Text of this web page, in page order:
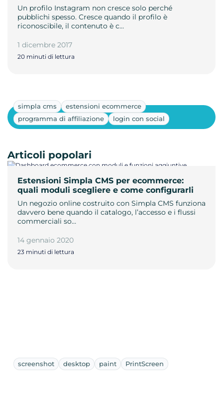
Un profilo Instagram non cresce solo perché
pubblichi spesso. Cresce quando il profilo è
riconoscibile, il contenuto è c…
1 dicembre 2017
20 minuti di lettura
simpla cms
estensioni ecommerce
programma di affiliazione
login con social
Estensioni Simpla CMS per ecommerce:
quali moduli scegliere e come configurarli
Un negozio online costruito con Simpla CMS funziona
davvero bene quando il catalogo, l’accesso e i flussi
commerciali so…
14 gennaio 2020
23 minuti di lettura
Mostra altri
Articoli popolari
screenshot desktop paint PrintScreen